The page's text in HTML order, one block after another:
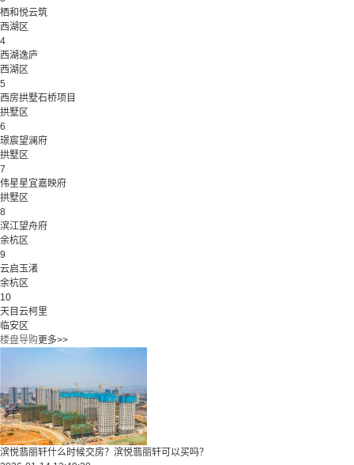
栖和悦云筑
西湖区
4
西湖逸庐
西湖区
5
西房拱墅石桥项目
拱墅区
6
璟宸望澜府
拱墅区
7
伟星星宜嘉映府
拱墅区
8
滨江望舟府
余杭区
9
云启玉渚
余杭区
10
天目云柯里
临安区
楼盘导购更多>>
滨悦翡丽轩什么时候交房？滨悦翡丽轩可以买吗？